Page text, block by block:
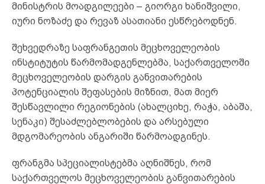
მინისტრის მოადგილეები – გიორგი ხანიშვილი,
იური ნოზაძე და რევაზ ასათიანი ესწრებოდნენ.
შეხვედრაზე საფრანგეთის მეცხოველეობის
ინსტიტუტის წარმომადგენლებმა, საქართველოში
მეცხოველეობის დარგის განვითარების
პოტენციალის შეფასების მიზნით, მათ მიერ
შესწავლილი რეგიონების (ახალციხე, რაჭა, აბაშა,
სენაკი) შესაძლებლობების და არსებული
მდგომარეობის ანგარიში წარმოადგინეს.
ფრანგმა სპეციალისტებმა აღნიშნეს, რომ
საქართველოს მეცხოველეობის განვითარების